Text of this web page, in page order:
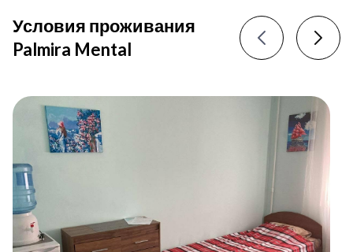
Условия проживания
Palmira Mental